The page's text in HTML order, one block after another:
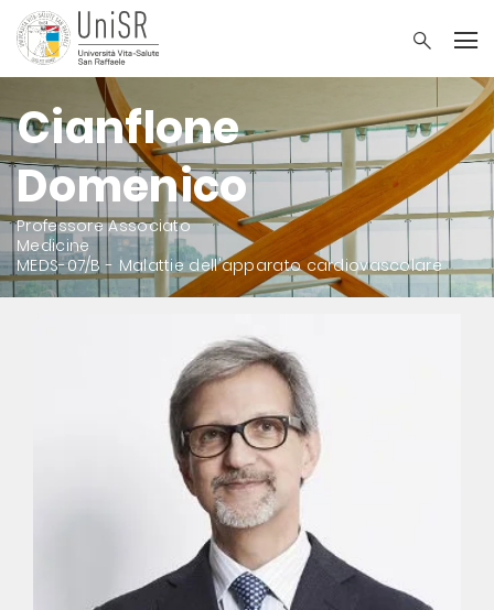
Cianflone
Domenico
Professore Associato
Medicine
MEDS-07/B - Malattie dell'apparato cardiovascolare